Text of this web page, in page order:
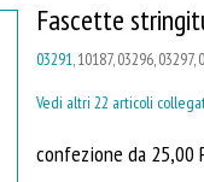
Fascette
03291, 10187, 03296, 03297,
Vedi altri 22 articoli
confezione da 25,00